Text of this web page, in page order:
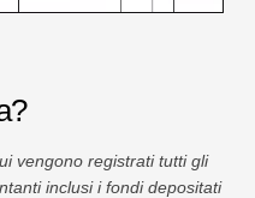
vengono registrati tutti gli
inclusi i fondi depositati